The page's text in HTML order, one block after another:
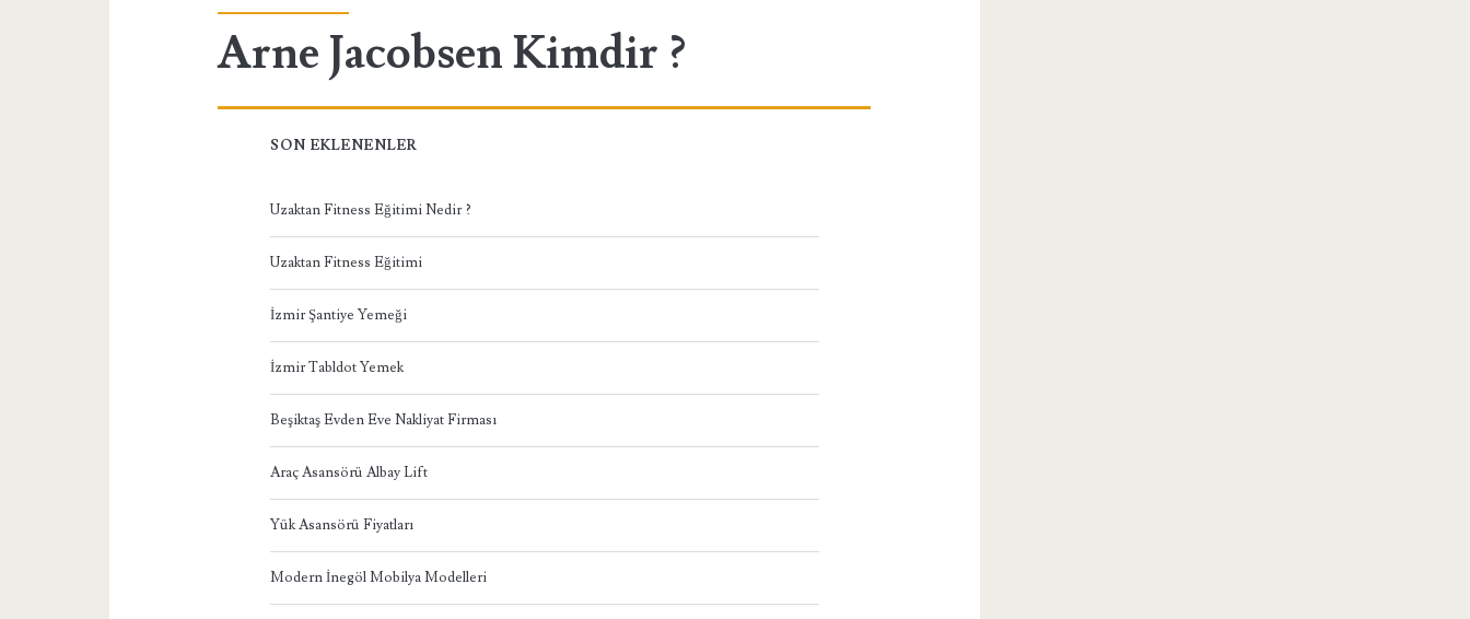
Arne Jacobsen Kimdir ?
SON EKLENENLER
Uzaktan Fitness Eğitimi Nedir ?
Uzaktan Fitness Eğitimi
İzmir Şantiye Yemeği
İzmir Tabldot Yemek
Beşiktaş Evden Eve Nakliyat Firması
Araç Asansörü Albay Lift
Yük Asansörü Fiyatları
Modern İnegöl Mobilya Modelleri